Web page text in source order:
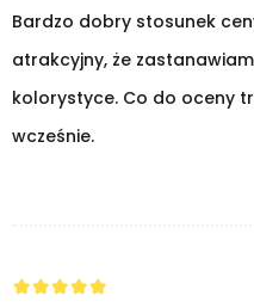
Bardzo dobry stosunek
atrakcyjny, że
kolorystyce. Co do oceny
wcześnie.